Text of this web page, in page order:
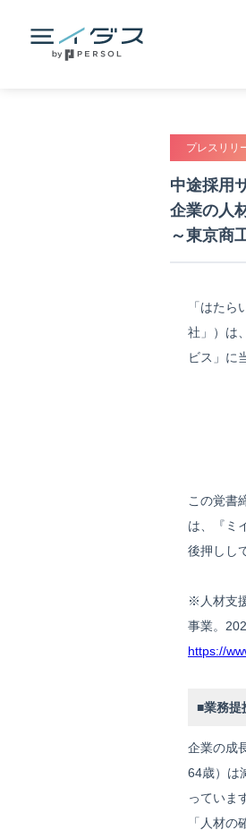
プレスリリ
中途採用
企業の人
～東京商
「はた
社」）は
ビス」に
この覚書
は、『ミ
後押しし
※人材支
事業。
https://
■業務提
企業の成
64歳）は
っていま
「人材